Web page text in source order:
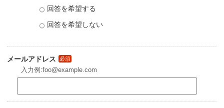
回答を希望する
回答を希望しない
メールアドレス 必須
入力例:foo@example.com